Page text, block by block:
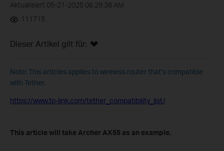
Aktualisiert 05-21-2025 06:29:38 AM
111715
Dieser Artikel gilt für:
Note: This articles applies to wireless router that’s compatible
with Tether.
https://www.tp-link.com/tether_compatibility_list/
This article will take Archer AX55 as an example.